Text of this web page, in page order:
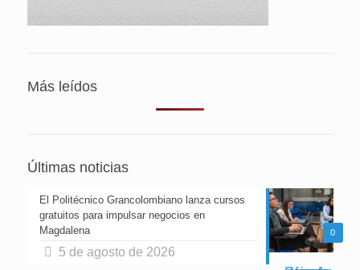
Más leídos
Últimas noticias
0
El Politécnico Grancolombiano lanza cursos
gratuitos para impulsar negocios en
Magdalena
5 de agosto de 2026